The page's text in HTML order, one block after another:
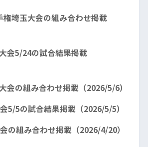
権埼玉大会の組み合わせ掲載
会5/24の試合結果掲載
会の組み合わせ掲載（2026/5/6）
5/5の試合結果掲載（2026/5/5）
の組み合わせ掲載（2026/4/20）